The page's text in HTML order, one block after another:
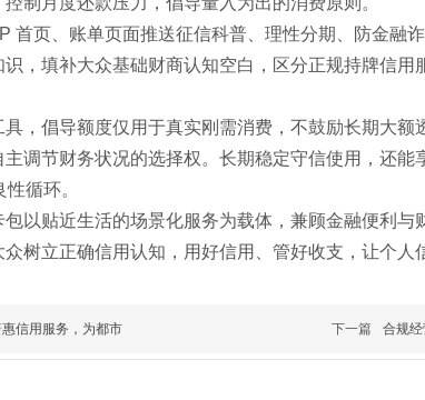
首页、账单页面推送征信科普、理性分期、防金融
，填补大众基础财商认知空白，区分正规持牌信用
，倡导额度仅用于真实刚需消费，不鼓励长期大额
调节财务状况的选择权。长期稳定守信使用，还能
循环。
以贴近生活的场景化服务为载体，兼顾金融便利与
树立正确信用认知，用好信用、管好收支，让个人
信用服务，为都市 下一篇 合规